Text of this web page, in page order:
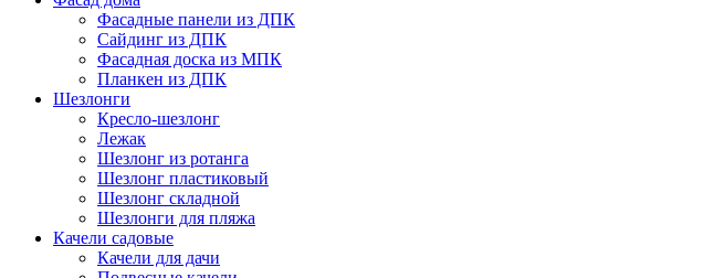
Фасадные панели из ДПК
Сайдинг из ДПК
Фасадная доска из МПК
Планкен из ДПК
Шезлонги
Кресло-шезлонг
Лежак
Шезлонг из ротанга
Шезлонг пластиковый
Шезлонг складной
Шезлонги для пляжа
Качели садовые
Качели для дачи